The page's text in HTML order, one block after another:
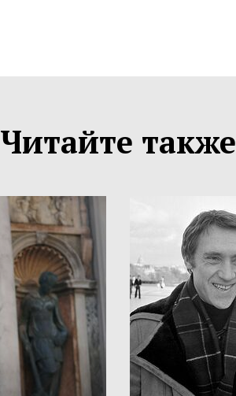
Читайте также